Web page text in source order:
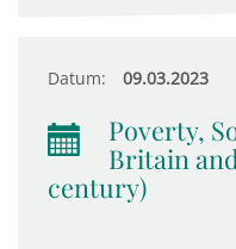
Datum: 09.03.2023
Poverty,
Britain
century)